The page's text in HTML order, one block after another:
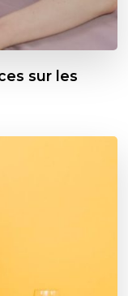
sur les